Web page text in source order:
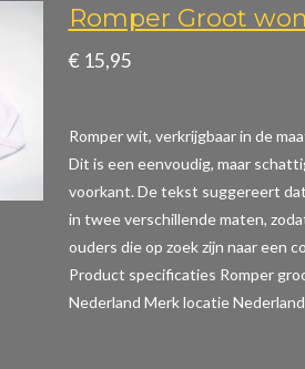
Romper Groot
€ 15,95
Romper wit, verkrijgbaar in de
Dit is een eenvoudig, maar
voorkant. De tekst suggereert
in twee verschillende maten,
ouders die op zoek zijn naar een
Product specificaties Romper
Nederland Merk locatie